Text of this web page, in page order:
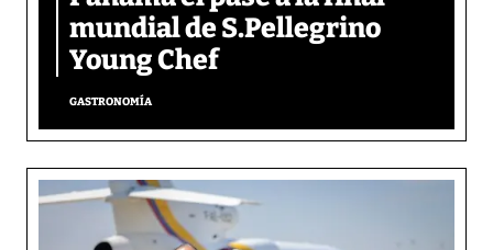
mundial de S.Pellegrino
Young Chef
GASTRONOMÍA